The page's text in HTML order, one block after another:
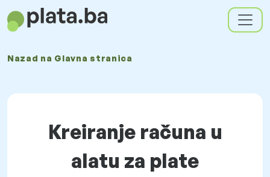
Nazad na Glavna stranica
Kreiranje računa u
alatu za plate